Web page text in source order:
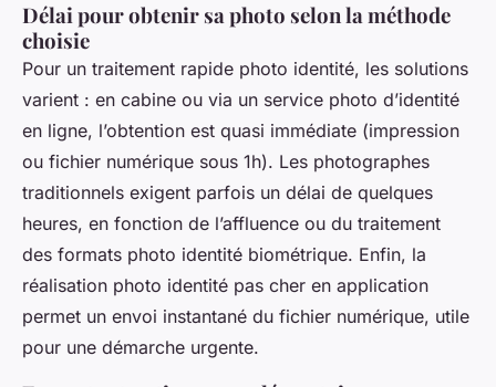
Délai pour obtenir sa photo selon la méthode
choisie
Pour un traitement rapide photo identité, les solutions
varient : en cabine ou via un service photo d’identité
en ligne, l’obtention est quasi immédiate (impression
ou fichier numérique sous 1h). Les photographes
traditionnels exigent parfois un délai de quelques
heures, en fonction de l’affluence ou du traitement
des formats photo identité biométrique. Enfin, la
réalisation photo identité pas cher en application
permet un envoi instantané du fichier numérique, utile
pour une démarche urgente.